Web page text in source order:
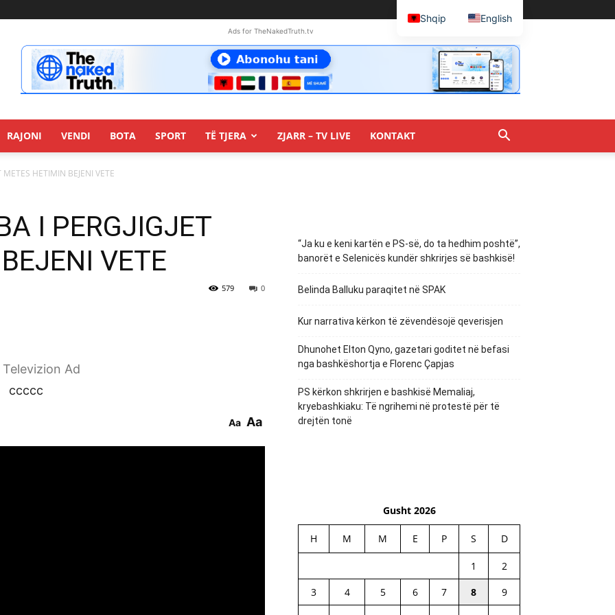
Ads for TheNakedTruth.tv
RAJONI VENDI BOTA SPORT TË TJERA ZJARR – TV LIVE KONTAKT
HETIMIN BEJENI VETE
I PERGJIGJET
VETE
0
579
Ad
ccccc
Aa Aa
“Ja ku e keni kartën e PS-së, do ta hedhim poshtë”,
banorët e Selenicës kundër shkrirjes së bashkisë!
Belinda Balluku paraqitet në SPAK
Kur narrativa kërkon të zëvendësojë qeverisjen
Dhunohet Elton Qyno, gazetari goditet në befasi
nga bashkëshortja e Florenc Çapjas
PS kërkon shkrirjen e bashkisë Memaliaj,
kryebashkiaku: Të ngrihemi në protestë për të
drejtën tonë
Gusht 2026
H M M E P S D
1
2
3
4 5 6 7 8
9
Shqip English